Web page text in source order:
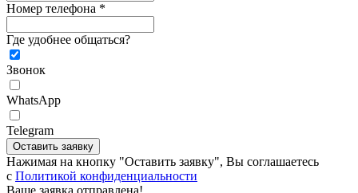
Номер телефона *
Где удобнее общаться?
Звонок
WhatsApp
Telegram
Оставить заявку
Нажимая на кнопку "Оставить заявку", Вы соглашаетесь
c Политикой конфиденциальности
Ваше заявка отправлена!